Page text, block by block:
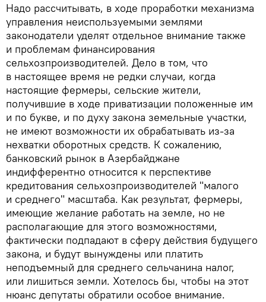
Надо рассчитывать, в ходе проработки механизма
управления неиспользуемыми землями
законодатели уделят отдельное внимание также
и проблемам финансирования
сельхозпроизводителей. Дело в том, что
в настоящее время не редки случаи, когда
настоящие фермеры, сельские жители,
получившие в ходе приватизации положенные им
и по букве, и по духу закона земельные участки,
не имеют возможности их обрабатывать из-за
нехватки оборотных средств. К сожалению,
банковский рынок в Азербайджане
индифферентно относится к перспективе
кредитования сельхозпроизводителей "малого
и среднего" масштаба. Как результат, фермеры,
имеющие желание работать на земле, но не
располагающие для этого возможностями,
фактически подпадают в сферу действия будущего
закона, и будут вынуждены или платить
неподъемный для среднего сельчанина налог,
или лишиться земли. Хотелось бы, чтобы на этот
нюанс депутаты обратили особое внимание.